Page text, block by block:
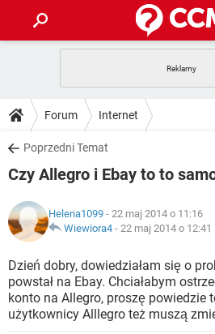
GRY
SPOTIFY
INSTAGRAM
WINDOWS 10
PORADY
PlayStation
INSTAGRAM
WINDOWS 10
DO POBRANIA
ANDROID
GRY
IOS
INSTAGRAM
WINDOWS 10
FORUM
COVID-19
GRY
SPOTIFY
INSTAGRAM
ARTYKUŁY
COVID-19
GRY
SPOTIFY
Forum Internet
Poprzedni Temat
Czy Allegro i Ebay to to
Helena1099 - 22 maj 2014 o 11:16
Wiewiora4 - 22 maj 2014 o 12:41
Dzień dobry, dowiedziałam się o
powstał na Ebay. Chciałabym
konto na Allegro, proszę powiedzie
użytkownicy Alllegro też muszą